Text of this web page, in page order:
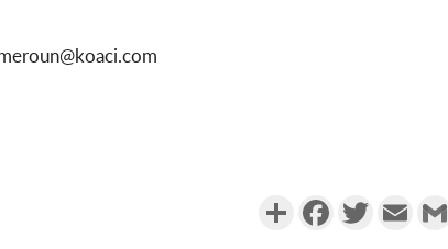
PartagerFacebookTwitterEmail